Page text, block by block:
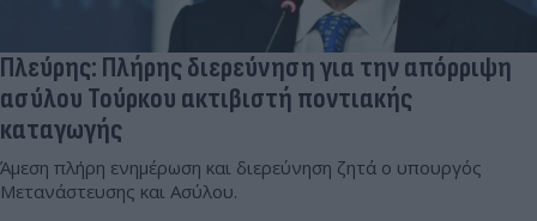
Πλεύρης: Πλήρης διερεύνηση για την απόρριψη
ασύλου Τούρκου ακτιβιστή ποντιακής
καταγωγής
Άμεση πλήρη ενημέρωση και διερεύνηση ζητά ο υπουργός
Μετανάστευσης και Ασύλου.